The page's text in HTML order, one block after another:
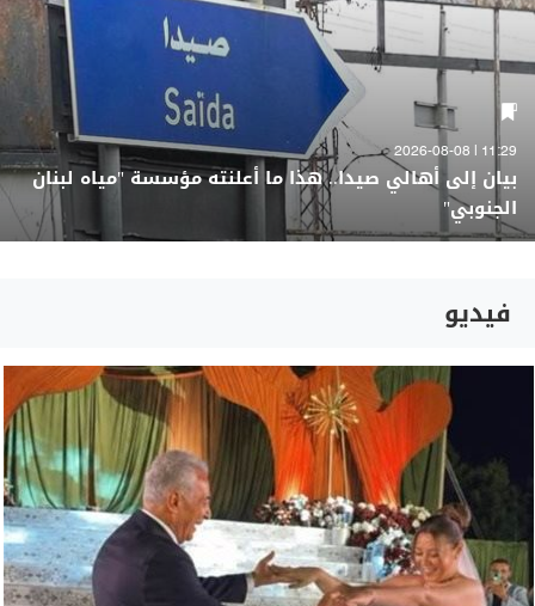
11:29 | 2026-08-08
بيان إلى أهالي صيدا.. هذا ما أعلنته مؤسسة "مياه لبنان
الجنوبي"
فيديو